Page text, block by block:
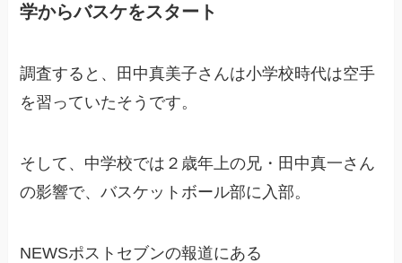
学からバスケをスタート
調査すると、田中真美子さんは小学校時代は空手
を習っていたそうです。
そして、中学校では２歳年上の兄・田中真一さん
の影響で、バスケットボール部に入部。
NEWSポストセブンの報道にある